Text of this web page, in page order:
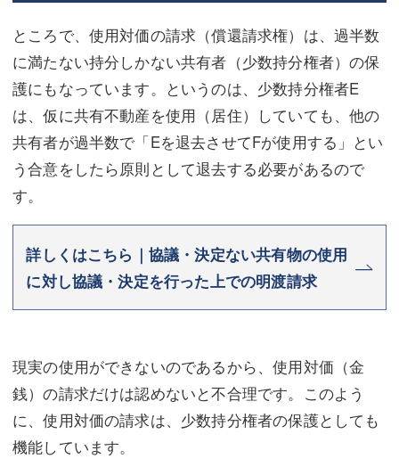
ところで、使用対価の請求（償還請求権）は、過半数
に満たない持分しかない共有者（少数持分権者）の保
護にもなっています。というのは、少数持分権者E
は、仮に共有不動産を使用（居住）していても、他の
共有者が過半数で「Eを退去させてFが使用する」とい
う合意をしたら原則として退去する必要があるので
す。
詳しくはこちら｜協議・決定ない共有物の使用
に対し協議・決定を行った上での明渡請求
現実の使用ができないのであるから、使用対価（金
銭）の請求だけは認めないと不合理です。このよう
に、使用対価の請求は、少数持分権者の保護としても
機能しています。